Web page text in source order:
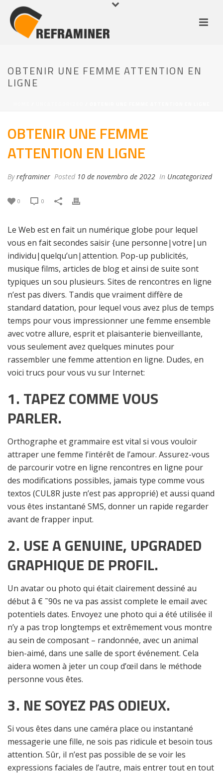
OBTENIR UNE FEMME ATTENTION EN
LIGNE
OBTENIR UNE FEMME
ATTENTION EN LIGNE
Byreframiner Posted 10 de novembro de 2022 In Uncategorized
0 0
Le Web est en fait un numérique globe pour lequel
vous en fait secondes saisir {une personne|votre|un
individu|quelqu’un|attention. Pop-up publicités,
musique films, articles de blog et ainsi de suite sont
typiques un sou plusieurs. Sites de rencontres en ligne
n’est pas divers. Tandis que vraiment diffère de
standard datation, pour lequel vous avez plus de temps
temps pour vous impressionner une femme ensemble
avec votre allure, esprit et plaisanterie bienveillante,
vous seulement avez quelques minutes pour
rassembler une femme attention en ligne. Dudes, en
voici trucs pour vous vu sur Internet:
1. TAPEZ COMME VOUS
PARLER.
Orthographe et grammaire est vital si vous vouloir
attraper une femme l’intérêt de l’amour. Assurez-vous
de parcourir votre en ligne rencontres en ligne pour
des modifications possibles, jamais type comme vous
textos (CUL8R juste n’est pas approprié) et aussi quand
vous êtes instantané SMS, donner un rapide regarder
avant de frapper input.
2. USE A GENUINE, UPGRADED
GRAPHIQUE DE PROFIL.
Un avatar ou photo qui était clairement dessiné au
début â € ˜90s ne va pas assist complete le email avec
potentiels dates. Envoyez une photo qui a été utilisée il
n’y a pas trop longtemps et extrêmement vous montre
au sein de composant – randonnée, avec un animal
bien-aimé, dans une salle de sport événement. Cela
aidera women à jeter un coup d’œil dans le méthode
personne vous êtes.
3. NE SOYEZ PAS ODIEUX.
Si vous êtes dans une caméra place ou instantané
messagerie une fille, ne sois pas ridicule et besoin tous
attention. Sûr, il n’est pas possible de se voir les
expressions faciales de l’autre, mais entrer tout en tout